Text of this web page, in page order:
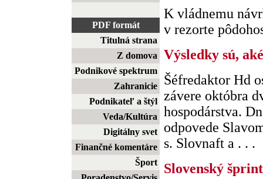
PDF formát
Titulná strana
Z domova
Podnikové spektrum
Zahranicie
Podnikateľ a štýl
Veda/Kultúra
Digitálny svet
Finančné komentáre
Šport
K vládnemu
v rezorte
Výsledky sú,
Šéfredaktor Hd
závere októbra
hospodárstva.
odpovede
s. Slovnaft a . . .
Slovenský